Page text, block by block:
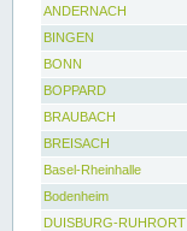
ANDERNACH
BINGEN
BONN
BOPPARD
BRAUBACH
BREISACH
Basel-Rheinhalle
Bodenheim
DUISBURG-RUHRORT